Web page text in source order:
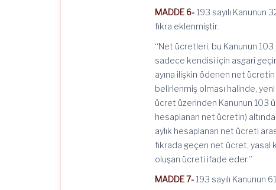
MADDE 6- 193 sayılı Kanunun
fıkra eklenmiştir.
“Net ücretleri, bu Kanunun
sadece kendisi için asgarî
ayına ilişkin ödenen net
belirlenmiş olması halinde,
ücret üzerinden Kanunun 103
hesaplanan net ücretin) altında
aylık hesaplanan net ücreti
fıkrada geçen net ücret, yasal
oluşan ücreti ifade eder.”
MADDE 7- 193 sayılı Kanunun